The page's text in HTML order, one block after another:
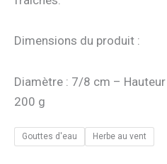
Dimensions du produit :
Diamètre : 7/8 cm –
200 g
Gouttes d'eau Herbe au vent